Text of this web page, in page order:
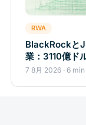
RWA
BlackRockと
業：3110億ド
7 8月 2026 · 6